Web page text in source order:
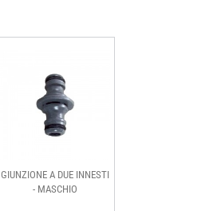
GIUNZIONE A DUE INNESTI
- MASCHIO